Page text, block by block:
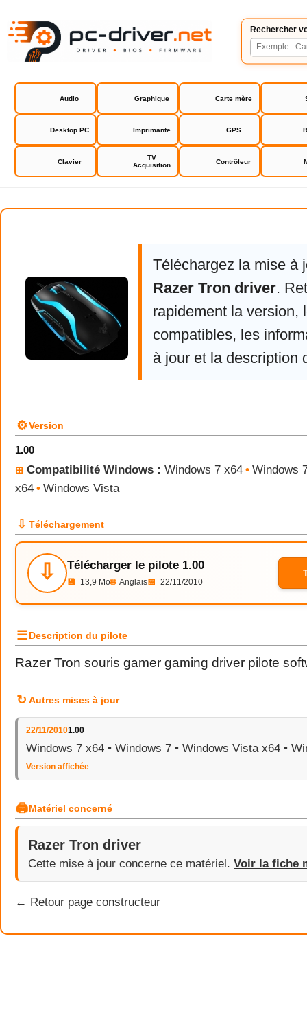
Rechercher
Audio Graphique Carte mère
Desktop PC Imprimante GPS
Clavier
TV
Acquisition
Contrôleur
Razer Tron driver
Téléchargez la mise à
Razer Tron driver.
rapidement la version,
compatibles, les
à jour et la description
⚙Version
1.00
⊞ Compatibilité Windows : Windows 7 x64 • Windows
x64 • Windows Vista
⇩ Téléchargement
⇩ Télécharger le pilote 1.00
💾 13,9 Mo🌐 Anglais📅 22/11/2010
☰Description du pilote
Razer Tron souris gamer gaming driver pilote
↻ Autres mises à jour
22/11/20101.00
Windows 7 x64 • Windows 7 • Windows Vista x64 •
Version affichée
🖨Matériel concerné
Razer Tron driver
Cette mise à jour concerne ce matériel. Voir la fiche
← Retour page constructeur